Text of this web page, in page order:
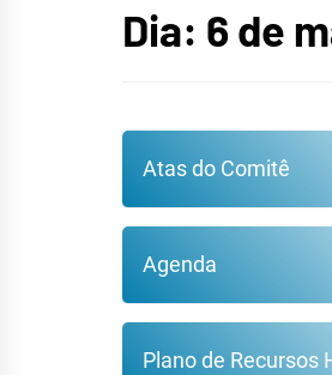
Dia: 6 de
Atas do Comitê
Agenda
Plano de Recursos